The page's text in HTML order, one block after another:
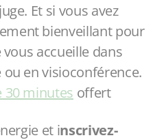
Et si vous avez
bienveillant pour
vous accueille dans
en visioconférence.
30 minutes offert
et inscrivez-